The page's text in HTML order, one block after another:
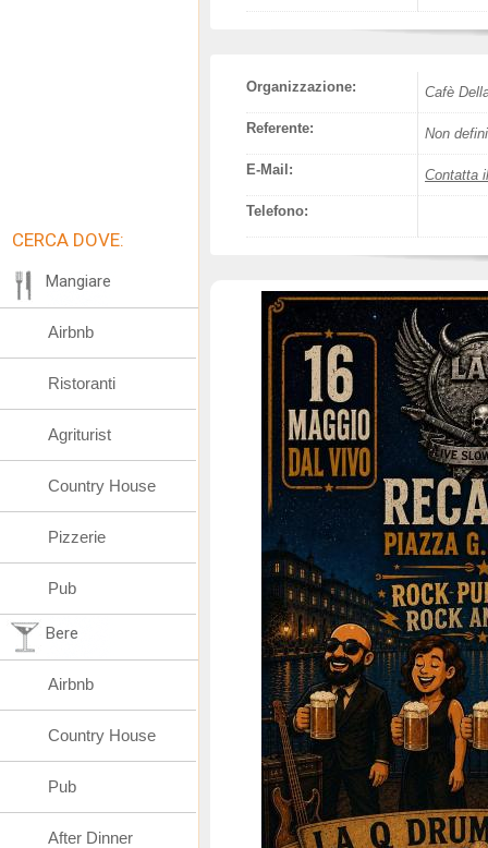
Organizzazione: Cafè
Referente: Non
E-Mail: Contatta
Telefono:
CERCA DOVE:
Mangiare
Airbnb
Ristoranti
Agriturist
Country House
Pizzerie
Pub
Bere
Airbnb
Country House
Pub
After Dinner